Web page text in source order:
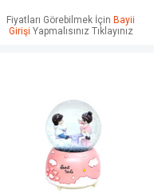
Fiyatları Görebilmek İçin Bayii
Girişi Yapmalısınız Tıklayınız